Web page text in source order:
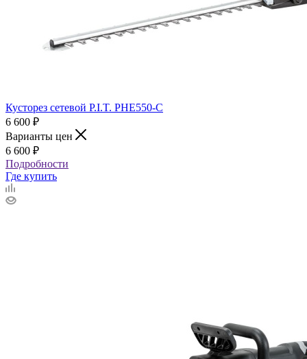
Кусторез сетевой P.I.T. PHE550-C
6 600 ₽
Варианты цен
6 600 ₽
Подробности
Где купить